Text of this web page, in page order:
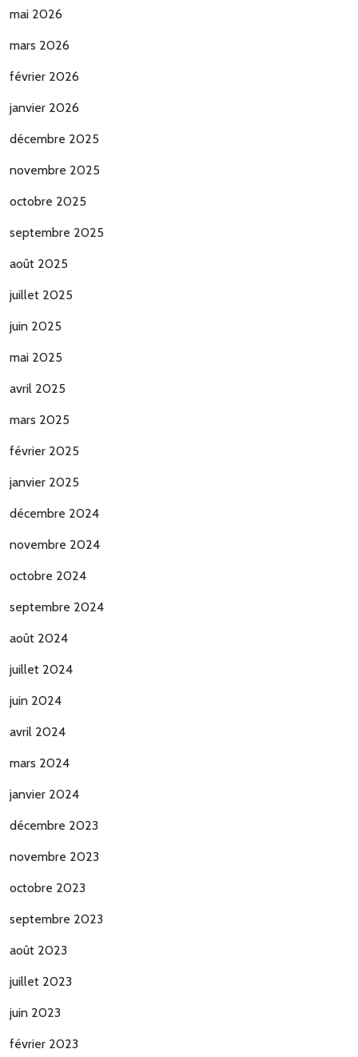
mai 2026
mars 2026
février 2026
janvier 2026
décembre 2025
novembre 2025
octobre 2025
septembre 2025
août 2025
juillet 2025
juin 2025
mai 2025
avril 2025
mars 2025
février 2025
janvier 2025
décembre 2024
novembre 2024
octobre 2024
septembre 2024
août 2024
juillet 2024
juin 2024
avril 2024
mars 2024
janvier 2024
décembre 2023
novembre 2023
octobre 2023
septembre 2023
août 2023
juillet 2023
juin 2023
février 2023